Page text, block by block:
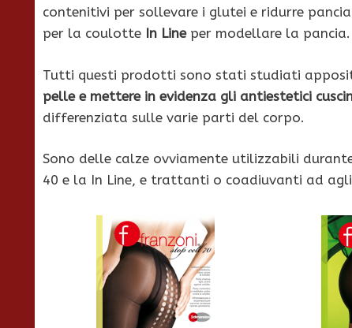
contenitivi per sollevare i glutei e ridurre
per la coulotte In Line per modellare la pancia.
Tutti questi prodotti sono stati studiati
pelle e mettere in evidenza gli antiestetici
differenziata sulle varie parti del corpo.
Sono delle calze ovviamente utilizzabili
40 e la In Line, e trattanti o coadiuvanti ad